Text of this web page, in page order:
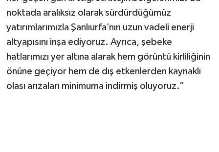
noktada aralıksız olarak sürdürdüğümüz
yatırımlarımızla Şanlıurfa’nın uzun vadeli enerji
altyapısını inşa ediyoruz. Ayrıca, şebeke
hatlarımızı yer altına alarak hem görüntü kirliliğinin
önüne geçiyor hem de dış etkenlerden kaynaklı
olası arızaları minimuma indirmiş oluyoruz.”